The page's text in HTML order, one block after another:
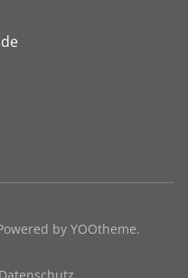
by YOOtheme.